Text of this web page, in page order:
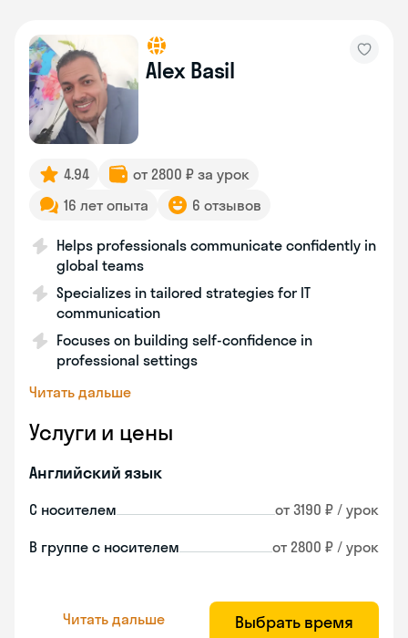
Alex Basil
4.94
от 2800 ₽ за урок
16 лет опыта
6 отзывов
Helps professionals communicate confidently in
global teams
Specializes in tailored strategies for IT
communication
Focuses on building self-confidence in
professional settings
Читать дальше
Услуги и цены
Английский язык
С носителем от 3190 ₽ / урок
В группе с носителем от 2800 ₽ / урок
Читать дальше Выбрать время